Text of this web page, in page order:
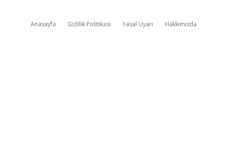
Anasayfa Gizlilik Politikası Yasal Uyarı Hakkımızda